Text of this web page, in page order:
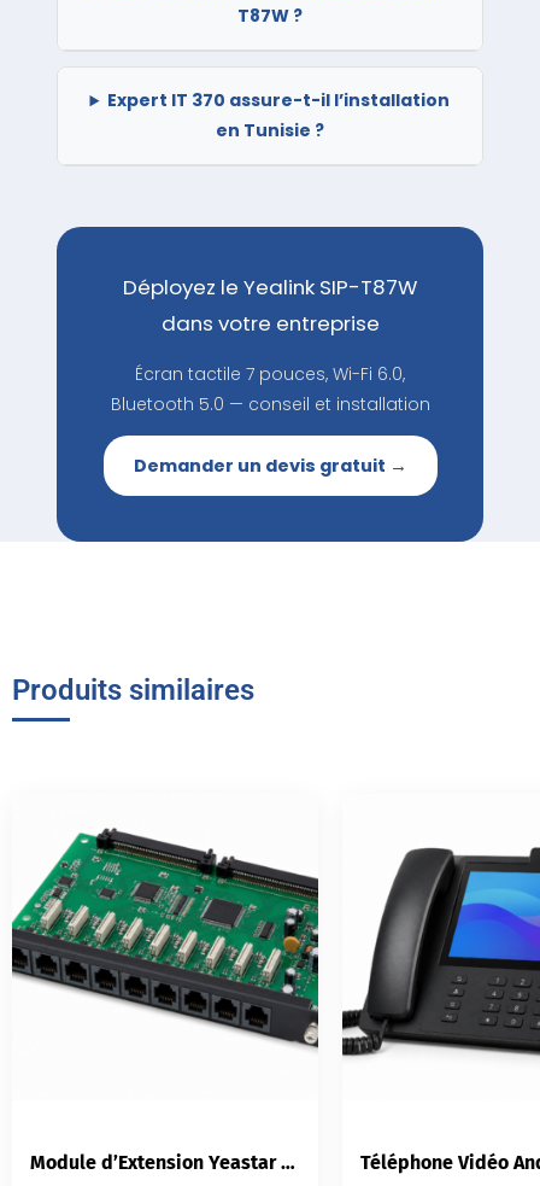
T87W ?
Expert IT 370 assure-t-il l’installation
en Tunisie ?
Déployez le Yealink SIP-T87W
dans votre entreprise
Écran tactile 7 pouces, Wi-Fi 6.0,
Bluetooth 5.0 — conseil et installation
Demander un devis gratuit →
Produits similaires
Module d’Extension Yeastar EX08